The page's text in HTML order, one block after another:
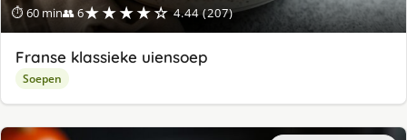
⏱ 60 min👥 6★★★★☆ 4.44 (207)
Franse klassieke uiensoep
Soepen